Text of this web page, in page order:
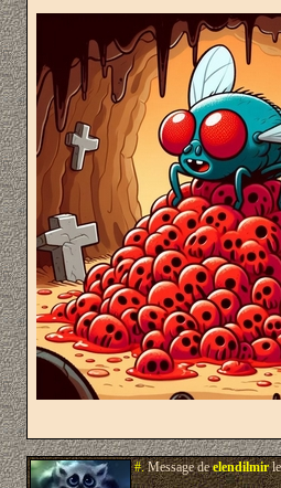
#.Message deelendilmirle